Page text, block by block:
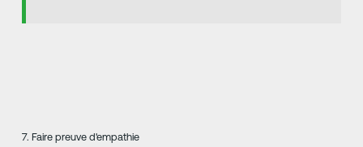
7. Faire preuve d'empathie